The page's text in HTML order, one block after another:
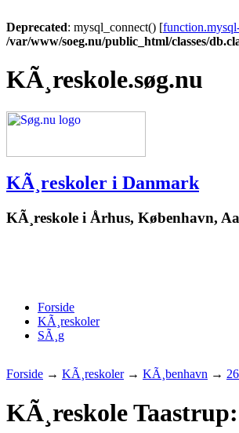
Deprecated: mysql_connect() [
/var/www/soeg.nu/public_html/classes/
KÃ¸reskole.søg.nu
KÃ¸reskoler i Danmark
KÃ¸reskole i Århus, København,
Forside
KÃ¸reskoler
SÃ¸g
Forside → KÃ¸reskoler→ KÃ¸benhavn →
KÃ¸reskole Taastrup: